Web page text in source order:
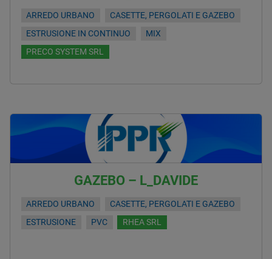
ARREDO URBANO
CASETTE, PERGOLATI E GAZEBO
ESTRUSIONE IN CONTINUO
MIX
PRECO SYSTEM SRL
GAZEBO – L_DAVIDE
ARREDO URBANO
CASETTE, PERGOLATI E GAZEBO
ESTRUSIONE
PVC RHEA SRL